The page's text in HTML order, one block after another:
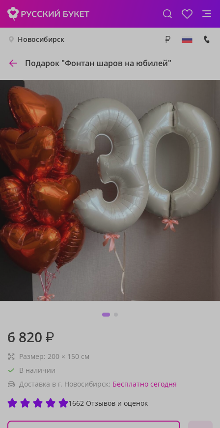
Новосибирск
Подарок "Фонтан шаров на юбилей"
6 820 ₽
Размер: 200 × 150 см
В наличии
Доставка в г. Новосибирск: Бесплатно сегодня
1662 Отзывов и оценок